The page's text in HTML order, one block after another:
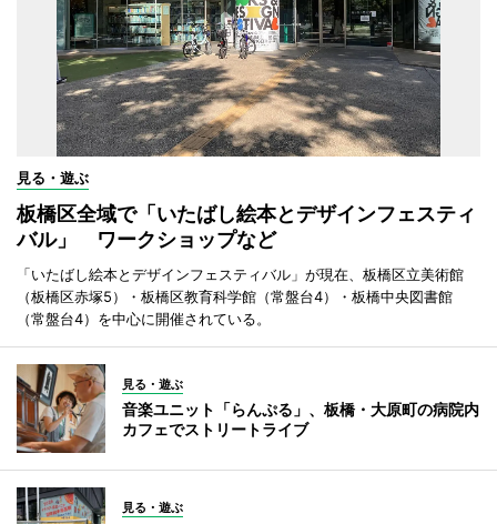
見る・遊ぶ
板橋区全域で「いたばし絵本とデザインフェスティ
バル」 ワークショップなど
「いたばし絵本とデザインフェスティバル」が現在、板橋区立美術館
（板橋区赤塚5）・板橋区教育科学館（常盤台4）・板橋中央図書館
（常盤台4）を中心に開催されている。
見る・遊ぶ
音楽ユニット「らんぷる」、板橋・大原町の病院内
カフェでストリートライブ
見る・遊ぶ